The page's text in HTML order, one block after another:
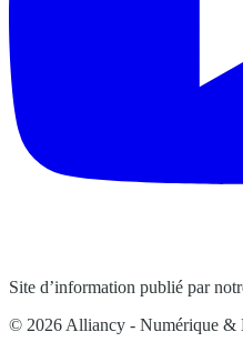
Site d’information publié par
© 2026 Alliancy - Numérique &